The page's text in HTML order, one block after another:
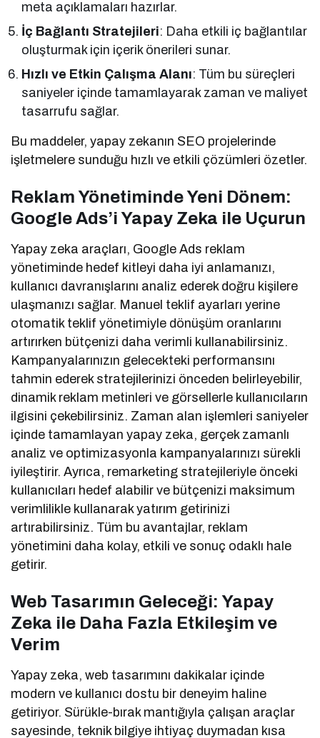
meta açıklamaları hazırlar.
İç Bağlantı Stratejileri: Daha etkili iç bağlantılar
oluşturmak için içerik önerileri sunar.
Hızlı ve Etkin Çalışma Alanı: Tüm bu süreçleri
saniyeler içinde tamamlayarak zaman ve maliyet
tasarrufu sağlar.
Bu maddeler, yapay zekanın SEO projelerinde
işletmelere sunduğu hızlı ve etkili çözümleri özetler.
Reklam Yönetiminde Yeni Dönem:
Google Ads’i Yapay Zeka ile Uçurun
Yapay zeka araçları, Google Ads reklam
yönetiminde hedef kitleyi daha iyi anlamanızı,
kullanıcı davranışlarını analiz ederek doğru kişilere
ulaşmanızı sağlar. Manuel teklif ayarları yerine
otomatik teklif yönetimiyle dönüşüm oranlarını
artırırken bütçenizi daha verimli kullanabilirsiniz.
Kampanyalarınızın gelecekteki performansını
tahmin ederek stratejilerinizi önceden belirleyebilir,
dinamik reklam metinleri ve görsellerle kullanıcıların
ilgisini çekebilirsiniz. Zaman alan işlemleri saniyeler
içinde tamamlayan yapay zeka, gerçek zamanlı
analiz ve optimizasyonla kampanyalarınızı sürekli
iyileştirir. Ayrıca, remarketing stratejileriyle önceki
kullanıcıları hedef alabilir ve bütçenizi maksimum
verimlilikle kullanarak yatırım getirinizi
artırabilirsiniz. Tüm bu avantajlar, reklam
yönetimini daha kolay, etkili ve sonuç odaklı hale
getirir.
Web Tasarımın Geleceği: Yapay
Zeka ile Daha Fazla Etkileşim ve
Verim
Yapay zeka, web tasarımını dakikalar içinde
modern ve kullanıcı dostu bir deneyim haline
getiriyor. Sürükle-bırak mantığıyla çalışan araçlar
sayesinde, teknik bilgiye ihtiyaç duymadan kısa